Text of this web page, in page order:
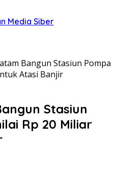
Media Siber
Bangun Stasiun Pompa
Atasi Banjir
Stasiun
Rp 20 Miliar